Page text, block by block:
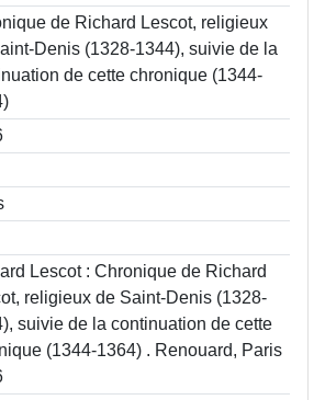
de Richard Lescot, religieux
Denis (1328-1344), suivie de la
de cette chronique (1344-
Lescot : Chronique de Richard
religieux de Saint-Denis (1328-
suivie de la continuation de cette
(1344-1364) . Renouard, Paris